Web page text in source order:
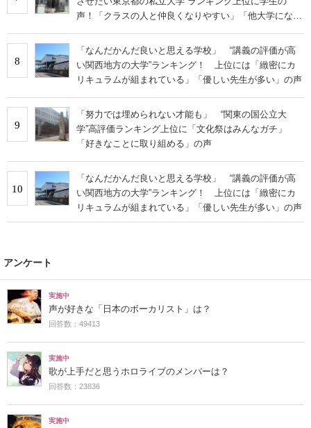
声！「クラスの人と仲良くなりやすい」「他大学にない
8
「なんだかんだ良いと思える学校」 “講義の評価が高
い関西地方の大学”ランキング！ 上位には「緻密にカ
リキュラムが組まれている」「優しい先生が多い」の声
9
「努力では埋められない才能も」 “関東の国公立大
学”高評価ランキング上位に「文化祭はみんなガチ」
「好きなことに取り組める」の声
10
「なんだかんだ良いと思える学校」 “講義の評価が高
い関西地方の大学”ランキング！ 上位には「緻密にカ
リキュラムが組まれている」「優しい先生が多い」の声
アンケート
実施中
声が好きな「日本のボーカリスト」は？
回答数：49413
実施中
歌が上手だと思うホロライブのメンバーは？
回答数：23836
実施中